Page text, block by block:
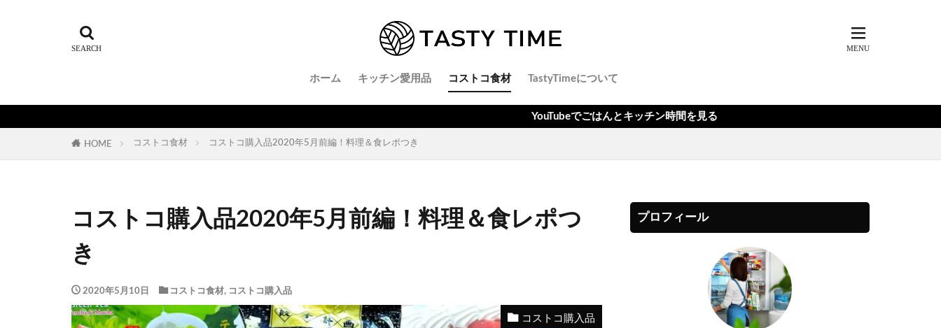
ホーム キッチン愛用品 コストコ食材 TastyTimeについて
YouTubeでごはんとキッチン時間を見る
HOME コストコ食材 コストコ購入品2020年5月前編！料理＆食レポつき
コストコ購入品2020年5月前編！料理＆食レポつ
き
2020年5月10日 コストコ食材, コストコ購入品
コストコ購入品
プロフィール